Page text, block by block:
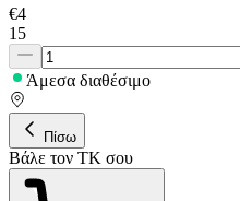
€4
15
Άμεσα διαθέσιμο
Πίσω
Βάλε τον ΤΚ σου